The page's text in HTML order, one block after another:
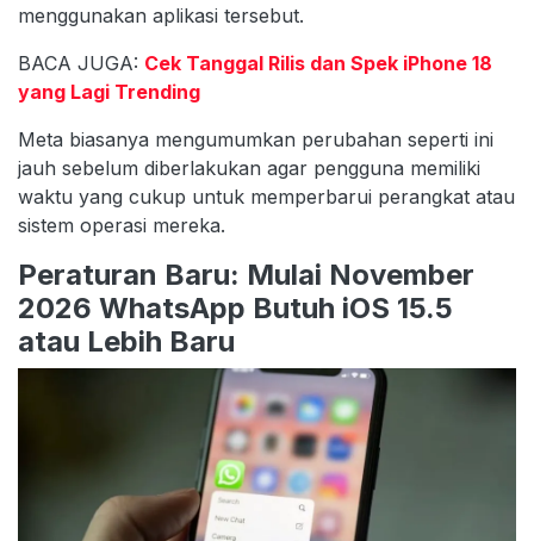
menggunakan aplikasi tersebut.
BACA JUGA: Cek Tanggal Rilis dan Spek iPhone 18
yang Lagi Trending
Meta biasanya mengumumkan perubahan seperti ini
jauh sebelum diberlakukan agar pengguna memiliki
waktu yang cukup untuk memperbarui perangkat atau
sistem operasi mereka.
Peraturan Baru: Mulai November
2026 WhatsApp Butuh iOS 15.5
atau Lebih Baru